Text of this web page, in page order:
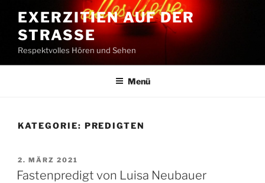
Inhalt
springen
EXERZITIEN AUF DER
STRASSE
Respektvolles Hören und Sehen
Menü
KATEGORIE: PREDIGTEN
VERÖFFENTLICHT
AM
2. MÄRZ 2021
Fastenpredigt von Luisa Neubauer